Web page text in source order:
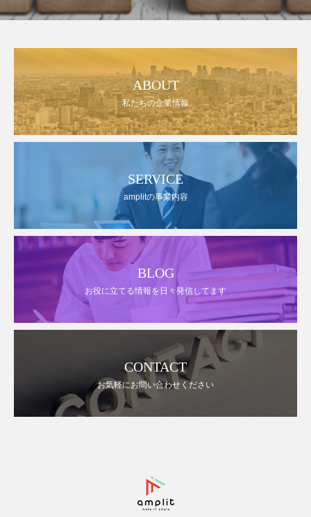
ABOUT
私たちの企業情報
SERVICE
amplitの事業内容
BLOG
お役に立てる情報を日々発信してます
CONTACT
お気軽にお問い合わせください